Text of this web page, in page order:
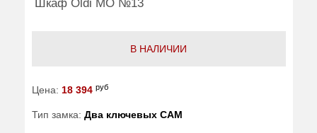
Шкаф Oldi МО №13
В НАЛИЧИИ
Цена: 18 394 руб
Тип замка: Два ключевых САМ